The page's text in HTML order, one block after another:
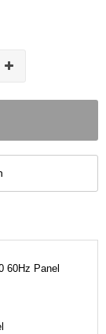
60Hz Panel